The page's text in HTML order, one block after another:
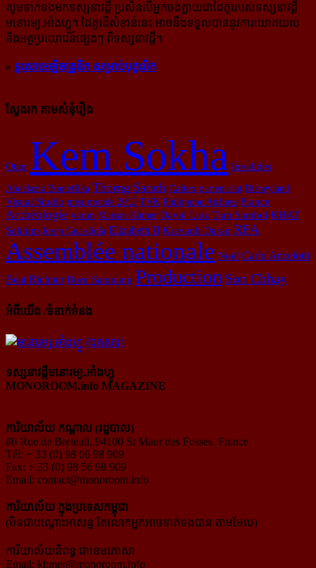
សូម​ទាក់ទង​មក​ទស្សនាវដ្ដី ប្រសិន​បើ​អ្នក​ចង់​ក្លាយ​ជា​ដៃគូរ​របស់​ទស្សនាវដ្ដី​
មនោរម្យ.អាំងហ្វូ។ ដៃ​គូរ​ដ៏​សំខាន់​នេះ អាច​នឹង​ទទួល​បាន​នូវ​ការ​យោគយល់
និង​អត្ថ​ប្រយោជន៍​ផ្សេងៗ ពីទស្សនាវដ្ដី។
» ទូរសាអេឡិចត្រូនិក សម្រាប់បុគ្គលិក
ស្វែងរក តាមសំនុំរឿង
Otan Kem Sokha Invalides
Abdelaziz Bouteflika Thorng Sarath Caltex partenariat Disneyland
Visual Studio miss monde 2012 TVK Philippine Airlines France
Archéologie varan Maison Khmer David Luiz Tum Sambol KHAT
Sokhim Josep Guardiola Elizabeth II Kravanh Daran RFA
Assemblée nationale Noël Carlo Ancelotti
Beat Richner Born Samnang Production Son Chhay
អំពីយើង /ទំនាក់ទំនង
ទស្សនាវដ្ដីមនោរម្យ.អាំងហ្វូ
MONOROOM.info MAGAZINE
ការិយាល័យ កណ្ដាល (រដ្ឋបាល)
#6 Rue de Breteuil, 94100 St Maur des Fosses, France
Tél: + 33 (0) 98 06 98 909
Fax: + 33 (0) 98 56 98 909
Email: contact@monoroom.info
ការិយាល័យ ក្នុង​ប្រទេស​កម្ពុជា
(បិទជាបណ្ដោះអាសន្ន តែលោកអ្នកអាចទាក់ទងបាន តាមមែល)
ការិយាល័យនិពន្ធ ជាខេមរភាសា
Email: khmer@monoroom.info